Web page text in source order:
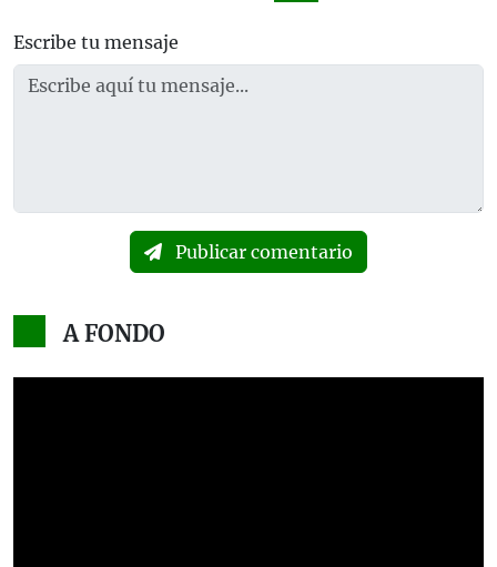
Escribe tu mensaje
Publicar comentario
A FONDO